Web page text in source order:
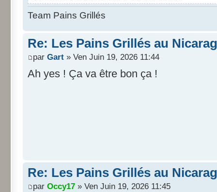
Team Pains Grillés
Re: Les Pains Grillés au
par Gart » Ven Juin 19, 2026 11:44
Ah yes ! Ça va être bon ça !
Re: Les Pains Grillés au
par Occy17 » Ven Juin 19, 2026 11:45